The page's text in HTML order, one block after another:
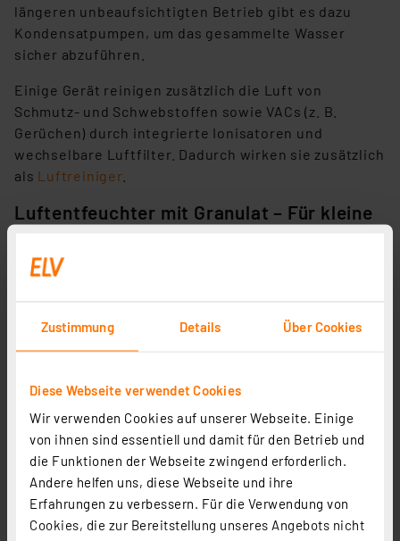
Zustimmung Details Über Cookies
Diese Webseite verwendet Cookies
Wir verwenden Cookies auf unserer Webseite. Einige
von ihnen sind essentiell und damit für den Betrieb und
die Funktionen der Webseite zwingend erforderlich.
Andere helfen uns, diese Webseite und ihre
Erfahrungen zu verbessern. Für die Verwendung von
Cookies, die zur Bereitstellung unseres Angebots nicht
längeren unbeaufsichtigten Betrieb gibt es dazu
Kondensatpumpen, um das gesammelte Wasser
sicher abzuführen.
Einige Gerät reinigen zusätzlich die Luft von
Schmutz- und Schwebstoffen sowie VACs (z. B.
Gerüchen) durch integrierte Ionisatoren und
wechselbare Luftfilter. Dadurch wirken sie zusätzlich
als Luftreiniger.
Luftentfeuchter mit Granulat – Für kleine
usw.
entsprechenden Behälter gefüllt wird, lassen sich
kleine Areale temporär entfeuchten. Das Granulat
Adsorptions-Luftentfeuchter.
Es entstehen keine Stromkosten, das Granulat kann
umweltfreundlichentsorgt werden und ist
nachfüllbar. Zum Nachfüllen gibt es speziell für den
jeweiligen Luftentfeuchter passende Granulat-